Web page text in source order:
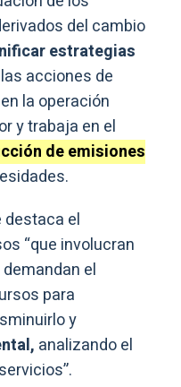
del cambio
estrategias
acciones de
la operación
y trabaja en el
de emisiones
destaca el
“que involucran
el
para
y
analizando el